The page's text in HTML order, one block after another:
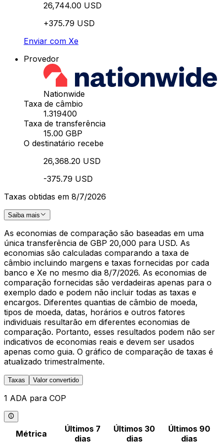
26,744.00 USD
+375.79 USD
Enviar com Xe
Provedor
Nationwide
Taxa de câmbio
1.319400
Taxa de transferência
15.00 GBP
O destinatário recebe
26,368.20 USD
-375.79 USD
Taxas obtidas em 8/7/2026
Saiba mais
As economias de comparação são baseadas em uma
única transferência de GBP 20,000 para USD. As
economias são calculadas comparando a taxa de
câmbio incluindo margens e taxas fornecidas por cada
banco e Xe no mesmo dia 8/7/2026. As economias de
comparação fornecidas são verdadeiras apenas para o
exemplo dado e podem não incluir todas as taxas e
encargos. Diferentes quantias de câmbio de moeda,
tipos de moeda, datas, horários e outros fatores
individuais resultarão em diferentes economias de
comparação. Portanto, esses resultados podem não ser
indicativos de economias reais e devem ser usados
apenas como guia. O gráfico de comparação de taxas é
atualizado trimestralmente.
Taxas Valor convertido
1 ADA para COP
Métrica
Últimos 7
dias
Últimos 30
dias
Últimos 90
dias